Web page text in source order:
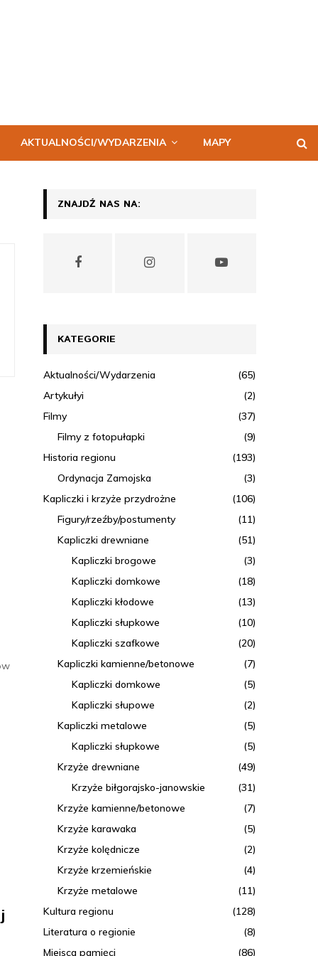
AKTUALNOŚCI/WYDARZENIA MAPY
ZNAJDŹ NAS NA:
KATEGORIE
Aktualności/Wydarzenia
(65)
Artykułyi
(2)
Filmy
(37)
Filmy z fotopułapki
(9)
Historia regionu
(193)
Ordynacja Zamojska
(3)
Kapliczki i krzyże przydrożne
(106)
Figury/rzeźby/postumenty
(11)
Kapliczki drewniane
(51)
Kapliczki brogowe
(3)
Kapliczki domkowe
(18)
Kapliczki kłodowe
(13)
Kapliczki słupkowe
(10)
Kapliczki szafkowe
(20)
Kapliczki kamienne/betonowe
(7)
Kapliczki domkowe
(5)
Kapliczki słupowe
(2)
Kapliczki metalowe
(5)
Kapliczki słupkowe
(5)
Krzyże drewniane
(49)
Krzyże biłgorajsko-janowskie
(31)
Krzyże kamienne/betonowe
(7)
Krzyże karawaka
(5)
Krzyże kolędnicze
(2)
Krzyże krzemieńskie
(4)
Krzyże metalowe
(11)
Kultura regionu
(128)
Literatura o regionie
(8)
Miejsca pamięci
(86)